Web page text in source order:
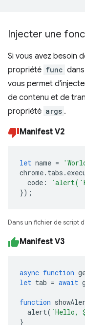
Injecter une
Si vous avez besoin
propriété func dans
vous permet
de contenu et de
propriété args .
Manifest V2
let name =
chrome. tabs .
code :
});
Dans un fichier de script
Manifest V3
async function
let tab = await
function
alert( `Hello,
}